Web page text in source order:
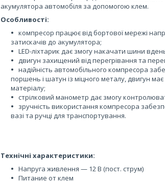
акумулятора автомобіля за допомогою клем.
Особливості:
компресор працює від бортової мережі
затискачів до акумулятора;
LED-ліхтарик дає змогу накачати шини
двигун захищений від перегрівання та
надійність автомобільного компресора
поршень і шатун із міцного металу, двигун
матеріалу;
стрілковий манометр дає змогу
зручність використання компресора
вазі та ручці для транспортування.
Технічні характеристики:
Напруга живлення — 12 В (пост. струм)
Питание от клем